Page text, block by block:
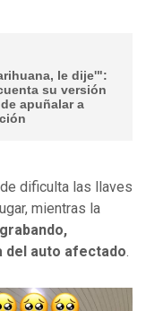
le dije'":
su versión
apuñalar a
dificulta las llaves
mientras la
del auto afectado.